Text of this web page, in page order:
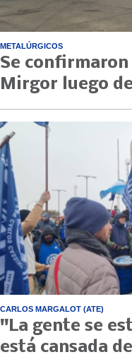
METALÚRGICOS
Se confirmaron
Mirgor luego
CARLOS MARGALOT (ATE)
"La gente se
está cansada